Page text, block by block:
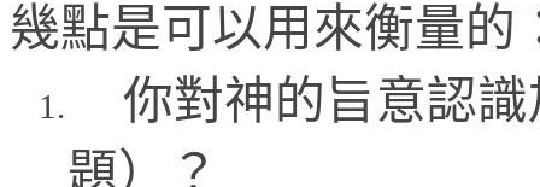
幾點是可以用來衡量的
1.
你對神的旨意認
題）？